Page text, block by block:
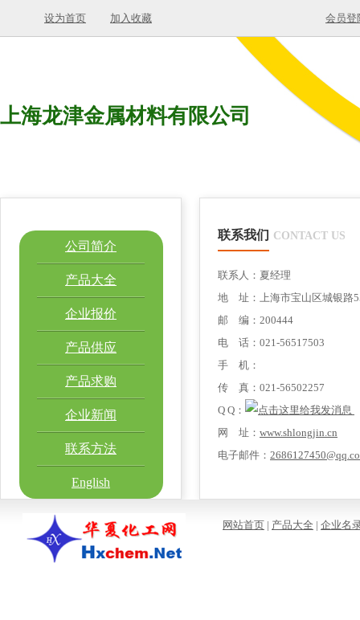
设为首页 加入收藏 会员登
上海龙津金属材料有限公司
公司简介
产品大全
企业报价
产品供应
产品求购
企业新闻
联系方法
English
联系我们 CONTACT US
联系人：夏经理
地 址：上海市宝山区城银路
邮 编：200444
电 话：021-56517503
手 机：
传 真：021-56502257
Q Q：
网 址： www.shlongjin.cn
电子邮件：
网站首页 | 产品大全 | 企业名